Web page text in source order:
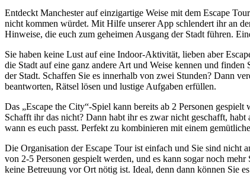
Entdeckt Manchester auf einzigartige Weise mit dem Escape
nicht kommen würdet. Mit Hilfe unserer App schlendert ihr an
Hinweise, die euch zum geheimen Ausgang der Stadt führen.
Sie haben keine Lust auf eine Indoor-Aktivität, lieben aber
die Stadt auf eine ganz andere Art und Weise kennen und
der Stadt. Schaffen Sie es innerhalb von zwei Stunden? Dann
beantworten, Rätsel lösen und lustige Aufgaben erfüllen.
Das „Escape the City“-Spiel kann bereits ab 2 Personen
Schafft ihr das nicht? Dann habt ihr es zwar nicht geschafft,
wann es euch passt. Perfekt zu kombinieren mit einem
Die Organisation der Escape Tour ist einfach und Sie sind nicht
von 2-5 Personen gespielt werden, und es kann sogar noch
keine Betreuung vor Ort nötig ist. Ideal, denn dann können Sie